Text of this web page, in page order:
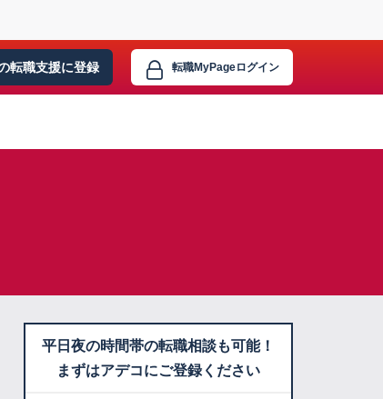
転職支援に登録 転職MyPageログイン
平日夜の時間帯の転職相談も可能！
まずはアデコにご登録ください